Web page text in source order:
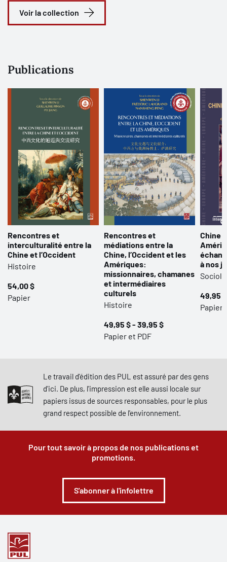
de leurs réflexions sur différents thèmes et avec des regards
Voir la collection
Publications
Rencontres et
interculturalité entre la
Chine et l’Occident
Histoire
54,00 $
Papier
Rencontres et
médiations entre la
Chine, l’Occident et les
Amériques:
missionnaires, chamanes
et intermédiaires
culturels
Histoire
49,95 $ - 39,95 $
Papier et PDF
Chine
à nos
49,95 $
Papier
Le travail d'édition des PUL est assuré par des gens
d'ici. De plus, l'impression est elle aussi locale sur
papiers issus de sources responsables, pour le plus
grand respect possible de l'environnement.
Pour tout savoir à propos de nos publications et
promotions.
S'abonner à l'infolettre